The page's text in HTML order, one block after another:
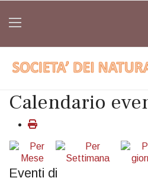
Calendario
Eventi di